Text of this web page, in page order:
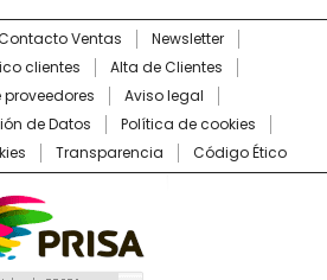
Ventas
Newsletter
clientes
Alta de Clientes
proveedores
Aviso legal
de Datos
Política de cookies
Transparencia Código Ético